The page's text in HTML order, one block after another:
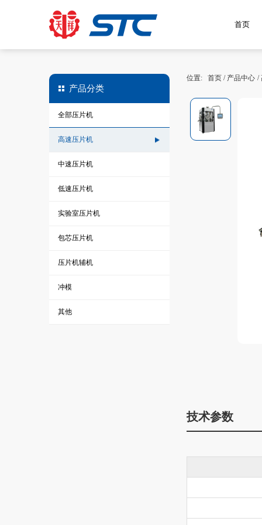
首页
产品分类
全部压片机
高速压片机
中速压片机
低速压片机
实验室压片机
包芯压片机
压片机辅机
冲模
其他
位置: 首页 / 产品中心 /
技术参数